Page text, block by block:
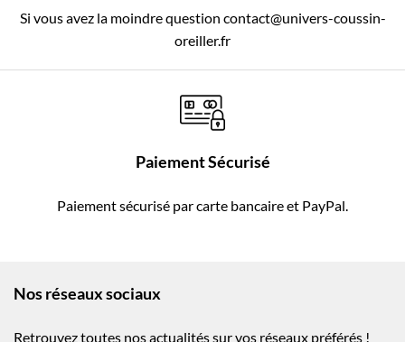
Si vous avez la moindre question contact@univers-coussin-
oreiller.fr
Paiement Sécurisé
Paiement sécurisé par carte bancaire et PayPal.
Nos réseaux sociaux
Retrouvez toutes nos actualités sur vos réseaux préférés !